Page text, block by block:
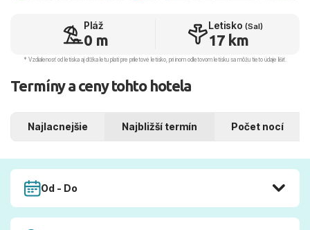
Pláž
0 m
Letisko (Sal)
17 km
* Vzdialenosť od letiska aj dľžka letu platí pre príletové letisko, pri inom odletovom letisku sa môžu tieto údaje líšiť.
Termíny a ceny tohto hotela
Najlacnejšie Najbližší termín Počet nocí
Od - Do